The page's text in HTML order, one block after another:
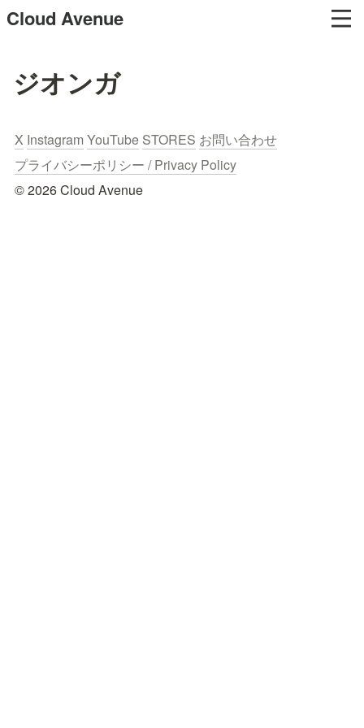
Cloud Avenue
ジオンガ
X Instagram YouTube STORES お問い合わせ
プライバシーポリシー / Privacy Policy
© 2026 Cloud Avenue